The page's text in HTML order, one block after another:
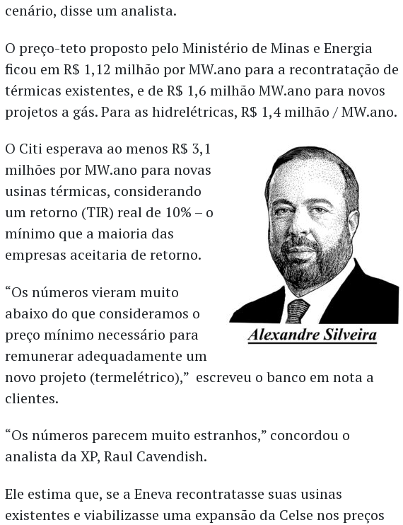
cenário, disse um analista.
O preço-teto proposto pelo Ministério de Minas e Energia
ficou em R$ 1,12 milhão por MW.ano para a recontratação de
térmicas existentes, e de R$ 1,6 milhão MW.ano para novos
projetos a gás. Para as hidrelétricas, R$ 1,4 milhão / MW.ano.
O Citi esperava ao menos R$ 3,1
milhões por MW.ano para novas
usinas térmicas, considerando
um retorno (TIR) real de 10% – o
mínimo que a maioria das
empresas aceitaria de retorno.
“Os números vieram muito
abaixo do que consideramos o
preço mínimo necessário para
remunerar adequadamente um
novo projeto (termelétrico),” escreveu o banco em nota a
clientes.
“Os números parecem muito estranhos,” concordou o
analista da XP, Raul Cavendish.
Ele estima que, se a Eneva recontratasse suas usinas
existentes e viabilizasse uma expansão da Celse nos preços